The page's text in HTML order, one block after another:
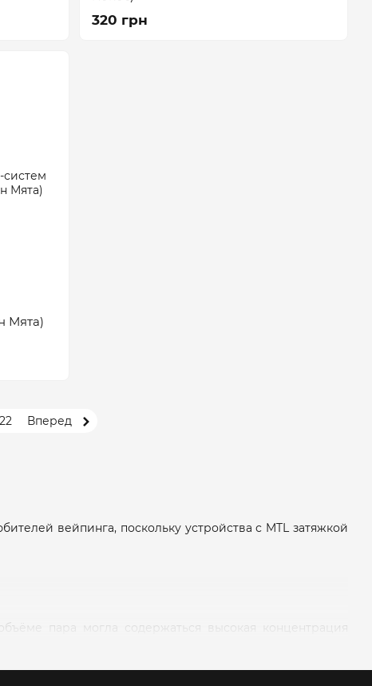
вейпинга, поскольку устройства с MTL затяжкой
пара могла содержаться высокая концентрация
320 грн
Мята)
22 Вперед